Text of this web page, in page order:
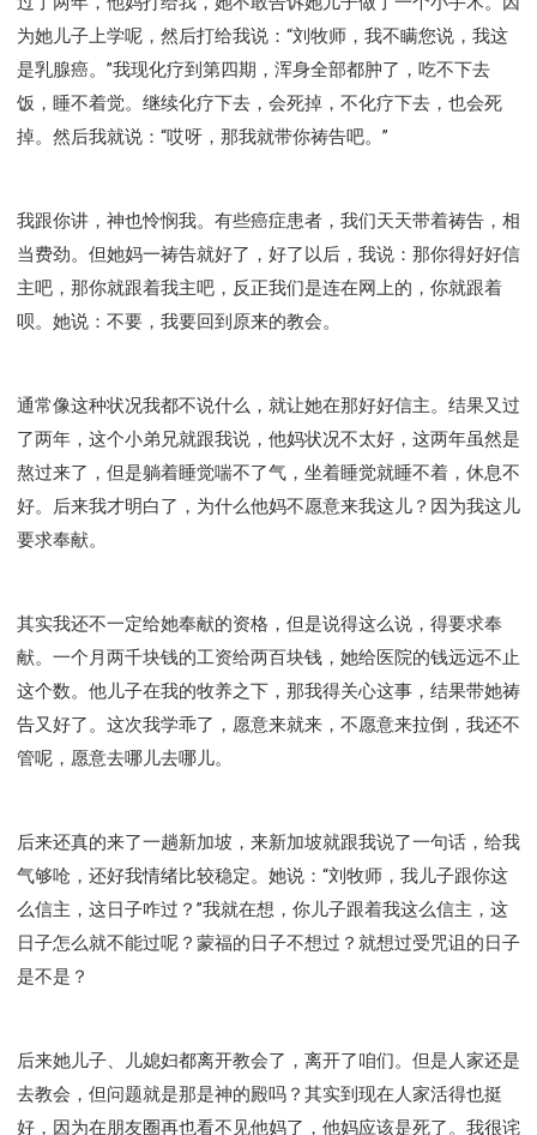
为她儿子上学呢，然后打给我说：“刘牧师，我不瞒您说，我这
是乳腺癌。”我现化疗到第四期，浑身全部都肿了，吃不下去
饭，睡不着觉。继续化疗下去，会死掉，不化疗下去，也会死
掉。然后我就说：“哎呀，那我就带你祷告吧。”
我跟你讲，神也怜悯我。有些癌症患者，我们天天带着祷告，相
当费劲。但她妈一祷告就好了，好了以后，我说：那你得好好信
主吧，那你就跟着我主吧，反正我们是连在网上的，你就跟着
呗。她说：不要，我要回到原来的教会。
通常像这种状况我都不说什么，就让她在那好好信主。结果又过
了两年，这个小弟兄就跟我说，他妈状况不太好，这两年虽然是
熬过来了，但是躺着睡觉喘不了气，坐着睡觉就睡不着，休息不
好。后来我才明白了，为什么他妈不愿意来我这儿？因为我这儿
要求奉献。
其实我还不一定给她奉献的资格，但是说得这么说，得要求奉
献。一个月两千块钱的工资给两百块钱，她给医院的钱远远不止
这个数。他儿子在我的牧养之下，那我得关心这事，结果带她祷
告又好了。这次我学乖了，愿意来就来，不愿意来拉倒，我还不
管呢，愿意去哪儿去哪儿。
后来还真的来了一趟新加坡，来新加坡就跟我说了一句话，给我
气够呛，还好我情绪比较稳定。她说：“刘牧师，我儿子跟你这
么信主，这日子咋过？”我就在想，你儿子跟着我这么信主，这
日子怎么就不能过呢？蒙福的日子不想过？就想过受咒诅的日子
是不是？
后来她儿子、儿媳妇都离开教会了，离开了咱们。但是人家还是
去教会，但问题就是那是神的殿吗？其实到现在人家活得也挺
好，因为在朋友圈再也看不见他妈了，他妈应该是死了。我很诧